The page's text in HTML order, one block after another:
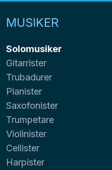
MUSIKER
Solomusiker
Gitarrister
Trubadurer
Pianister
Saxofonister
Trumpetare
Violinister
Cellister
Harpister